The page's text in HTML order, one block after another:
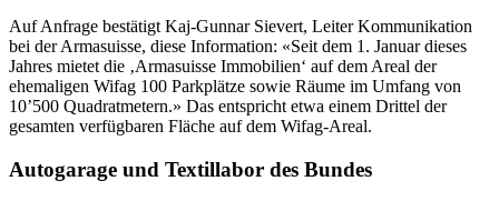
Auf Anfrage bestätigt Kaj-Gunnar Sievert, Leiter Kommunikation
bei der Armasuisse, diese Information: «Seit dem 1. Januar dieses
Jahres mietet die ‚Armasuisse Immobilien‘ auf dem Areal der
ehemaligen Wifag 100 Parkplätze sowie Räume im Umfang von
10’500 Quadratmetern.» Das entspricht etwa einem Drittel der
gesamten verfügbaren Fläche auf dem Wifag-Areal.
Autogarage und Textillabor des Bundes